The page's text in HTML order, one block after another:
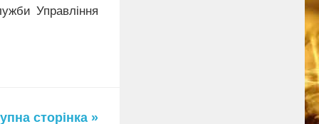
Управління
сторінка »